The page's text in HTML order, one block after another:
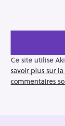
g
t
i
o
n
Ce site utilise
savoir plus sur
commentaires